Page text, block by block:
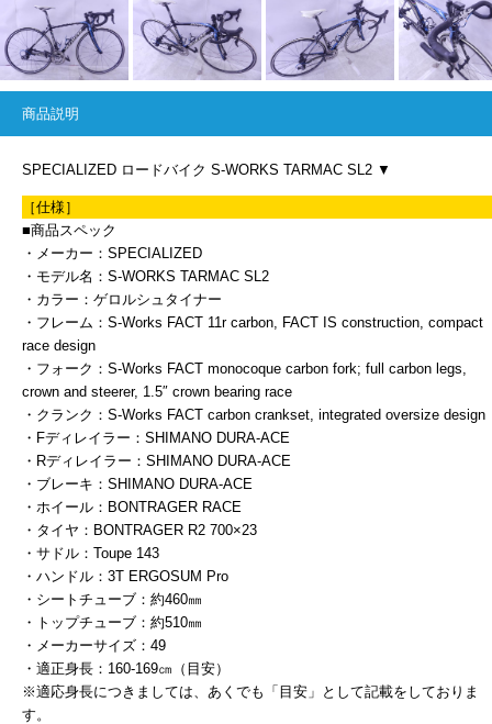
商品説明
SPECIALIZED ロードバイク S-WORKS TARMAC SL2 ▼
［仕様］
■商品スペック
・メーカー：SPECIALIZED
・モデル名：S-WORKS TARMAC SL2
・カラー：ゲロルシュタイナー
・フレーム：S-Works FACT 11r carbon, FACT IS construction, compact
race design
・フォーク：S-Works FACT monocoque carbon fork; full carbon legs,
crown and steerer, 1.5″ crown bearing race
・クランク：S-Works FACT carbon crankset, integrated oversize design
・Fディレイラー：SHIMANO DURA-ACE
・Rディレイラー：SHIMANO DURA-ACE
・ブレーキ：SHIMANO DURA-ACE
・ホイール：BONTRAGER RACE
・タイヤ：BONTRAGER R2 700×23
・サドル：Toupe 143
・ハンドル：3T ERGOSUM Pro
・シートチューブ：約460㎜
・トップチューブ：約510㎜
・メーカーサイズ：49
・適正身長：160-169㎝（目安）
※適応身長につきましては、あくでも「目安」として記載をしておりま
す。